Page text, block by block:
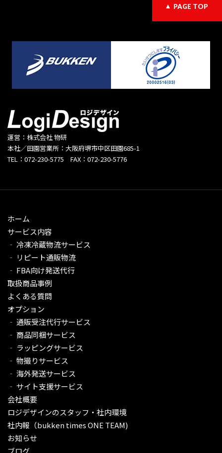
PAGE TOP
運営：株式会社 物研
本社／田園営業所：大阪府堺市中区田園685-1
TEL：072-230-5775 FAX：072-230-5776
ホーム
サービス内容
‐ 冷凍冷蔵物流サービス
‐ リピート通販物流
‐ FBA向け発送代行
取扱商品事例
よくある質問
オプション
‐ 通販受注代行サービス​
‐ 商品同梱サービス
‐ ラッピングサービス
‐ 物撮りサービス
‐ 海外発送サービス
‐ サイト支援サービス
会社概要
ロジデザインのスタッフ・社内環境
社内報（bukken times ONE TEAM)
お知らせ
ブログ